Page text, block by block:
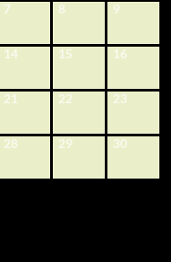
7 8 9
14 15 16
21 22 23
28 29 30